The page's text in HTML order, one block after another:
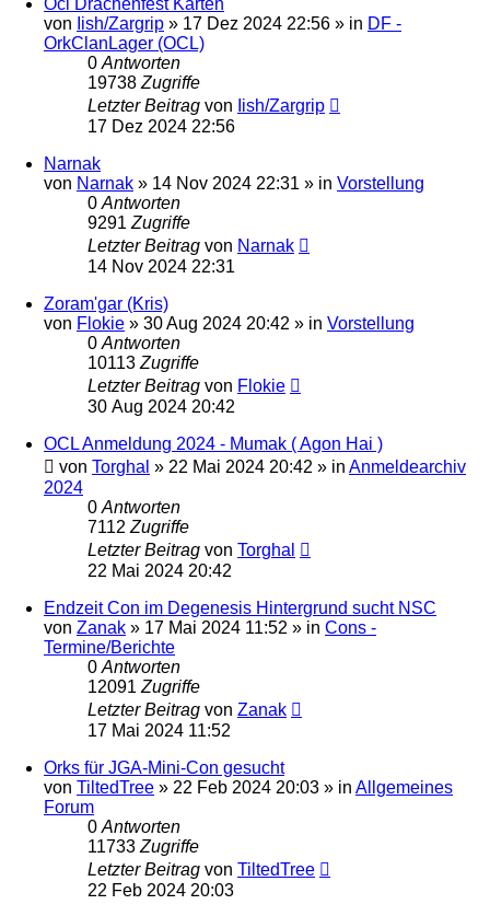
von Iish/Zargrip » 17 Dez 2024 22:56 » in DF -
OrkClanLager (OCL)
0 Antworten
19738 Zugriffe
Letzter Beitrag von Iish/Zargrip
17 Dez 2024 22:56
Narnak
von Narnak » 14 Nov 2024 22:31 » in Vorstellung
0 Antworten
9291 Zugriffe
Letzter Beitrag von Narnak
14 Nov 2024 22:31
Zoram'gar (Kris)
von Flokie » 30 Aug 2024 20:42 » in Vorstellung
0 Antworten
10113 Zugriffe
Letzter Beitrag von Flokie
30 Aug 2024 20:42
OCL Anmeldung 2024 - Mumak ( Agon Hai )
von Torghal » 22 Mai 2024 20:42 » in Anmeldearchiv
2024
0 Antworten
7112 Zugriffe
Letzter Beitrag von Torghal
22 Mai 2024 20:42
Endzeit Con im Degenesis Hintergrund sucht NSC
von Zanak » 17 Mai 2024 11:52 » in Cons -
Termine/Berichte
0 Antworten
12091 Zugriffe
Letzter Beitrag von Zanak
17 Mai 2024 11:52
Orks für JGA-Mini-Con gesucht
von TiltedTree » 22 Feb 2024 20:03 » in Allgemeines
Forum
0 Antworten
11733 Zugriffe
Letzter Beitrag von TiltedTree
22 Feb 2024 20:03